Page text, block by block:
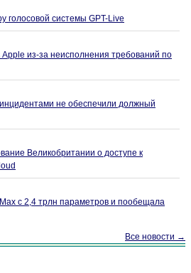
голосовой системы GPT-Live
из-за неисполнения требований по
не обеспечили должный
Великобритании о доступе к
с 2,4 трлн параметров и пообещала
Все новости →